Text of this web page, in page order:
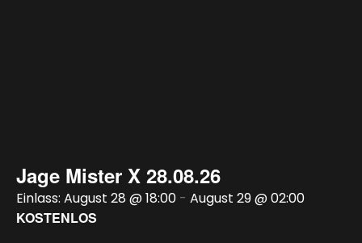
Jage Mister X 28.08.26
August 28 @ 18:00 - August 29 @ 02:00
KOSTENLOS